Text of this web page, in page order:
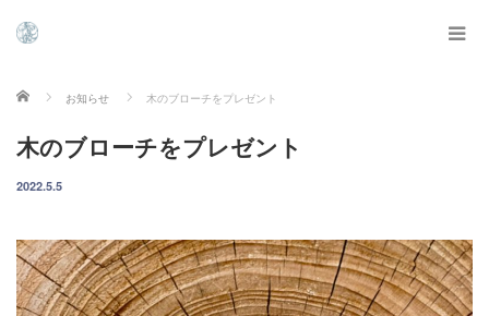
ホーム お知らせ 木のブローチをプレゼント
木のブローチをプレゼント
2022.5.5